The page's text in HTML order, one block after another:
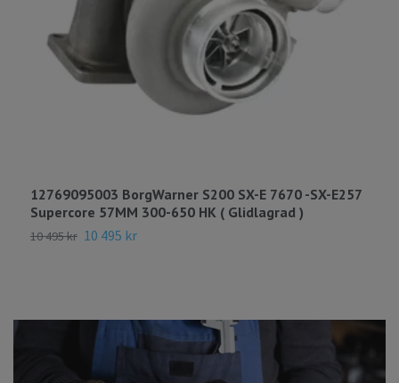
12769095003 BorgWarner S200 SX-E 7670 -SX-E257
Supercore 57MM 300-650 HK ( Glidlagrad )
10 495 kr 10 495 kr